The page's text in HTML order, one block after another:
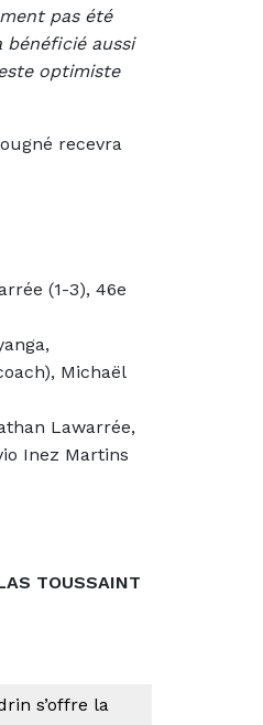
pas été
bénéficié aussi
optimiste
recevra
(1-3), 46e
Michaël
Lawarrée,
Inez Martins
TOUSSAINT
s’offre la